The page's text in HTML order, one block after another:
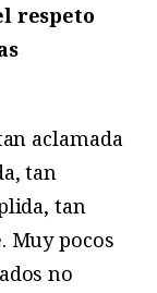
respeto
aclamada
tan
tan
Muy pocos
no